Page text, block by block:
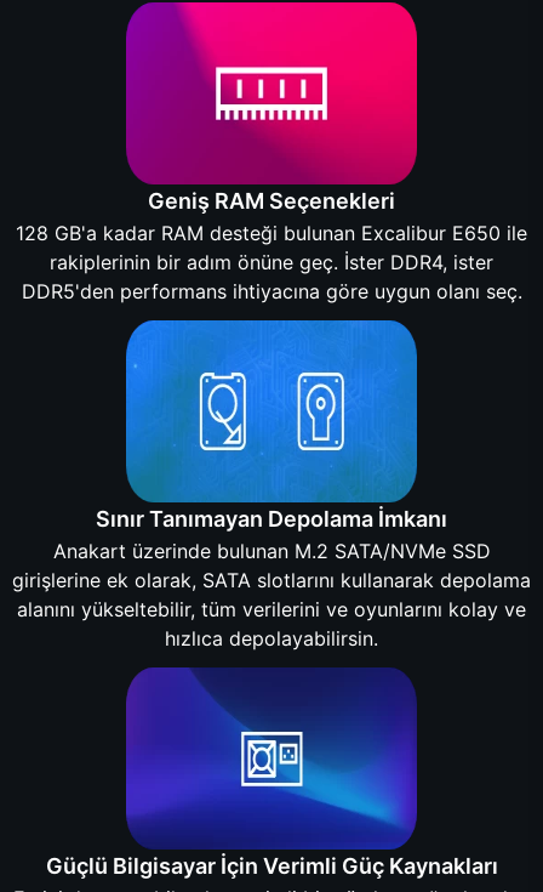
Geniş RAM Seçenekleri
128 GB'a kadar RAM desteği bulunan Excalibur E650 ile
rakiplerinin bir adım önüne geç. İster DDR4, ister
DDR5'den performans ihtiyacına göre uygun olanı seç.
Sınır Tanımayan Depolama İmkanı
Anakart üzerinde bulunan M.2 SATA/NVMe SSD
girişlerine ek olarak, SATA slotlarını kullanarak depolama
alanını yükseltebilir, tüm verilerini ve oyunlarını kolay ve
hızlıca depolayabilirsin.
Güçlü Bilgisayar İçin Verimli Güç Kaynakları